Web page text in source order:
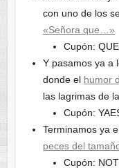
con uno de los
«Señora que…»
Cupón:
Y pasamos ya a
donde el humor
las lagrimas de
Cupón:
Terminamos ya
peces del
Cupón: